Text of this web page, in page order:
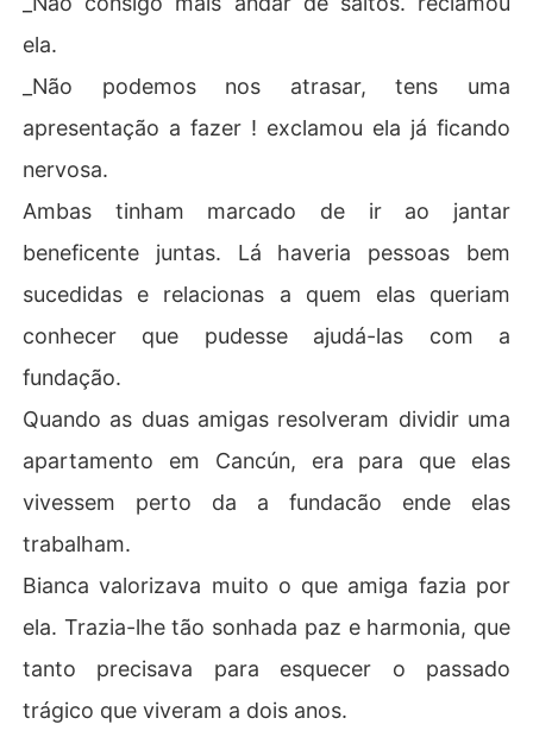
Bianca e Bruno planejam fugir, mas não atingem seu obj
etivo, deixando Bruno diante dos olhos de Bianca como
um covarde.
Quando Bianca termina com Bruno, ela decide continua
or ter decepcionado a mulher que ama e procura recup
erá-la também. Depois de várias tentativas entre os doi
s decidem retomar seu relacionamento, o que suspeitar
a entre os membros da família, desencadeando vários
eventos que afetarão toda a família, além de um final tr
ágico.
ela.
_Não podemos nos atrasar, tens uma
apresentação a fazer ! exclamou ela já ficando
nervosa.
Ambas tinham marcado de ir ao jantar
beneficente juntas. Lá haveria pessoas bem
sucedidas e relacionas a quem elas queriam
conhecer que pudesse ajudá-las com a
fundação.
Quando as duas amigas resolveram dividir uma
apartamento em Cancún, era para que elas
vivessem perto da a fundacão ende elas
trabalham.
Bianca valorizava muito o que amiga fazia por
ela. Trazia-lhe tão sonhada paz e harmonia, que
tanto precisava para esquecer o passado
trágico que viveram a dois anos.